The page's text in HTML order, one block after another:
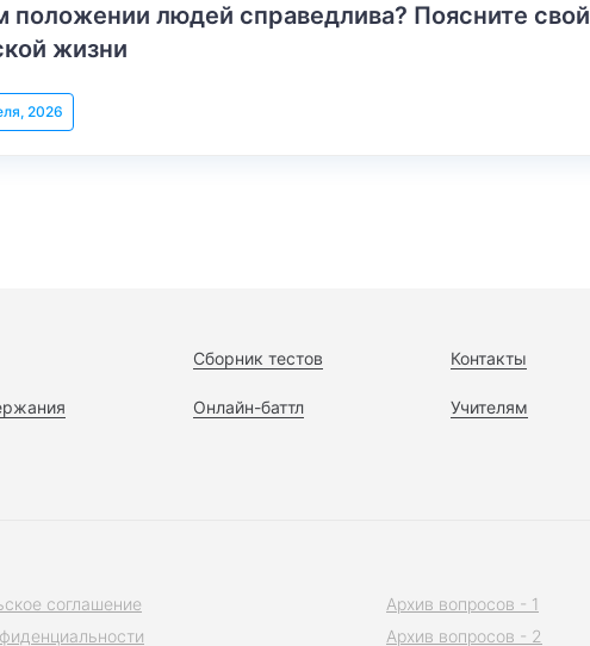
положении людей справедлива? Поясните свой
жизни
2026
Сборник тестов
Онлайн-баттл
Контакты
Учителям
соглашение
Архив вопросов - 1
Архив вопросов - 2